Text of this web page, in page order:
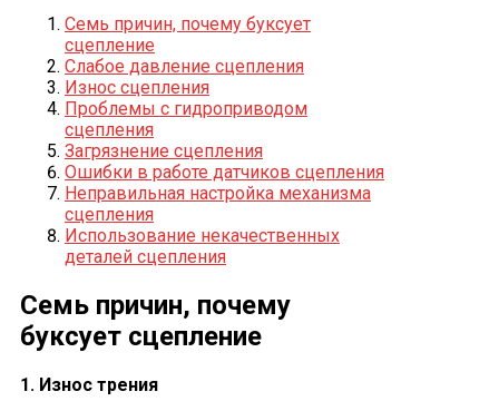
Семь причин, почему буксует
сцепление
Слабое давление сцепления
Износ сцепления
Проблемы с гидроприводом
сцепления
Загрязнение сцепления
Ошибки в работе датчиков сцепления
Неправильная настройка механизма
сцепления
Использование некачественных
деталей сцепления
Семь причин, почему
буксует сцепление
1. Износ трения